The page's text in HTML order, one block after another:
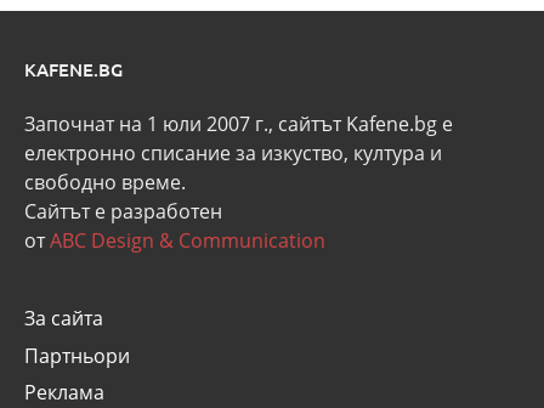
KAFENE.BG
Започнат на 1 юли 2007 г., сайтът Kafene.bg e
eлектронно списание за изкуство, култура и
свободно време.
Сайтът е разработен
отABC Design & Communication
За сайта
Партньори
Реклама